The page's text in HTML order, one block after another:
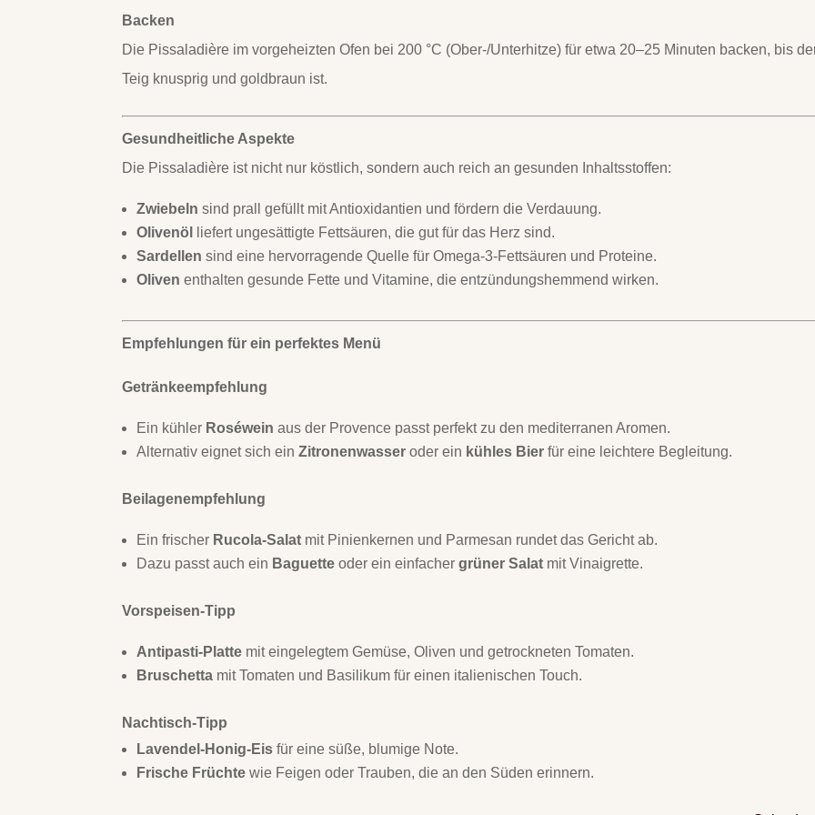
Backen
Die Pissaladière im vorgeheizten Ofen bei 200 °C (Ober-/Unterhitze) für etwa 20–25 Minuten backen, bis
Teig knusprig und goldbraun ist.
Gesundheitliche Aspekte
Die Pissaladière ist nicht nur köstlich, sondern auch reich an gesunden Inhaltsstoffen:
Zwiebeln sind prall gefüllt mit Antioxidantien und fördern die Verdauung.
Olivenöl
liefert ungesättigte Fettsäuren, die gut für das Herz sind.
Sardellen sind eine hervorragende Quelle für Omega-3-Fettsäuren und Proteine.
Oliven enthalten gesunde Fette und Vitamine, die entzündungshemmend wirken.
Empfehlungen für ein perfektes Menü
Getränkeempfehlung
Ein kühler Roséwein aus der Provence passt perfekt zu den mediterranen Aromen.
Alternativ eignet sich einZitronenwasser oder ein kühles Bier für eine leichtere Begleitung.
Beilagenempfehlung
Ein frischer Rucola-Salat mit Pinienkernen und Parmesan rundet das Gericht ab.
Dazu passt auch ein Baguette oder ein einfachergrüner Salat mit Vinaigrette.
Vorspeisen-Tipp
Antipasti-Platte mit eingelegtem Gemüse, Oliven und getrockneten Tomaten.
Bruschetta mit Tomaten und Basilikum für einen italienischen Touch.
Nachtisch-Tipp
Lavendel-Honig-Eis für eine süße, blumige Note.
Frische Früchte wie Feigen oder Trauben, die an den Süden erinnern.